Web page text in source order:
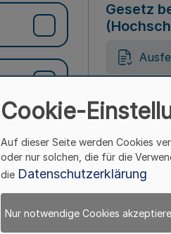
Gesetz
Gesetz
Gesetz
Cookie-
Auf dieser Seite werden Cookies
oder nur solchen, die für die
die Datenschutzerklärung
Nur notwendige Cookies